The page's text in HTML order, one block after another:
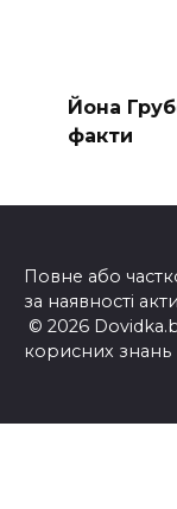
Йона
факти
Повне або
за наявності
© 2026
корисних знань